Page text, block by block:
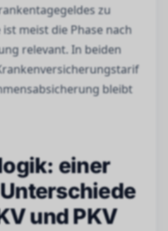
zu
meist die Phase nach
relevant. In beiden
bleibt
einer
und PKV